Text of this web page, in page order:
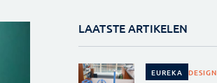
LAATSTE ARTIKELEN
EUREKA DESIGN